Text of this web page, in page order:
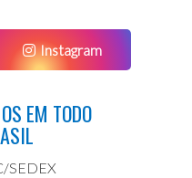
Instagram
EM TODO
SEDEX